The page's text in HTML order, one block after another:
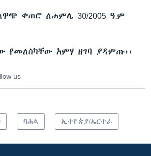
ቀጠሮ ለሐምሌ 30/2005 ዓ.ም
የመለስካቸው አምሃ ዘገባ ያዳምጡ፡፡
us
ባሕል ኢትዮጵያ/ኤርትራ